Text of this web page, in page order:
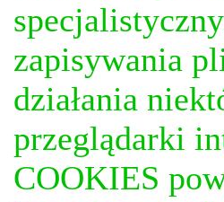
zapisywania
działania
przeglądarki
COOKIES